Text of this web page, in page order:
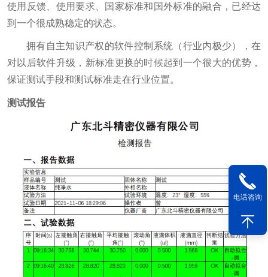
使用反馈、使用要求、国家标准和国外标准的融合，已经达
到一个很成熟稳定的状态。
拥有自主知识产权的软件控制系统（行业内极少），在
对以后软件升级，新标准更换的时候起到一个很大的优势，
保证测试手段和测试标准走在行业位置。
测试报告
电话咨询